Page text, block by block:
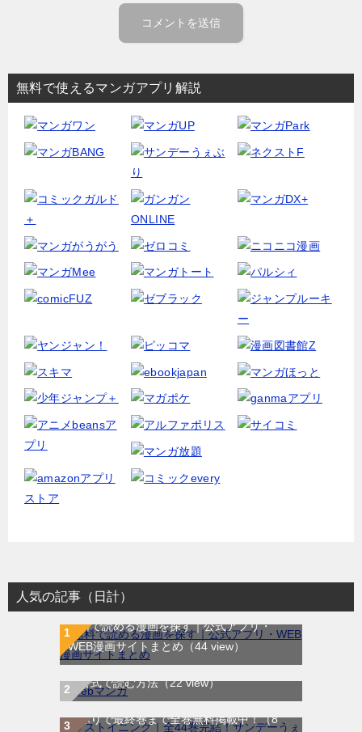
無料で使えるマンガアプリ解説
人気の記事（日計）
無料で読める漫画を探す｜公式アプリ・
WEB漫画サイトまとめ （44 view）
WEB漫画サイト一覧｜ブラウザで無料漫画
を公式で読む方法（22 view）
ラストイニング｜全44巻完結！サンデーう
ぇぶりで最終巻まで全巻無料掲載中！（8